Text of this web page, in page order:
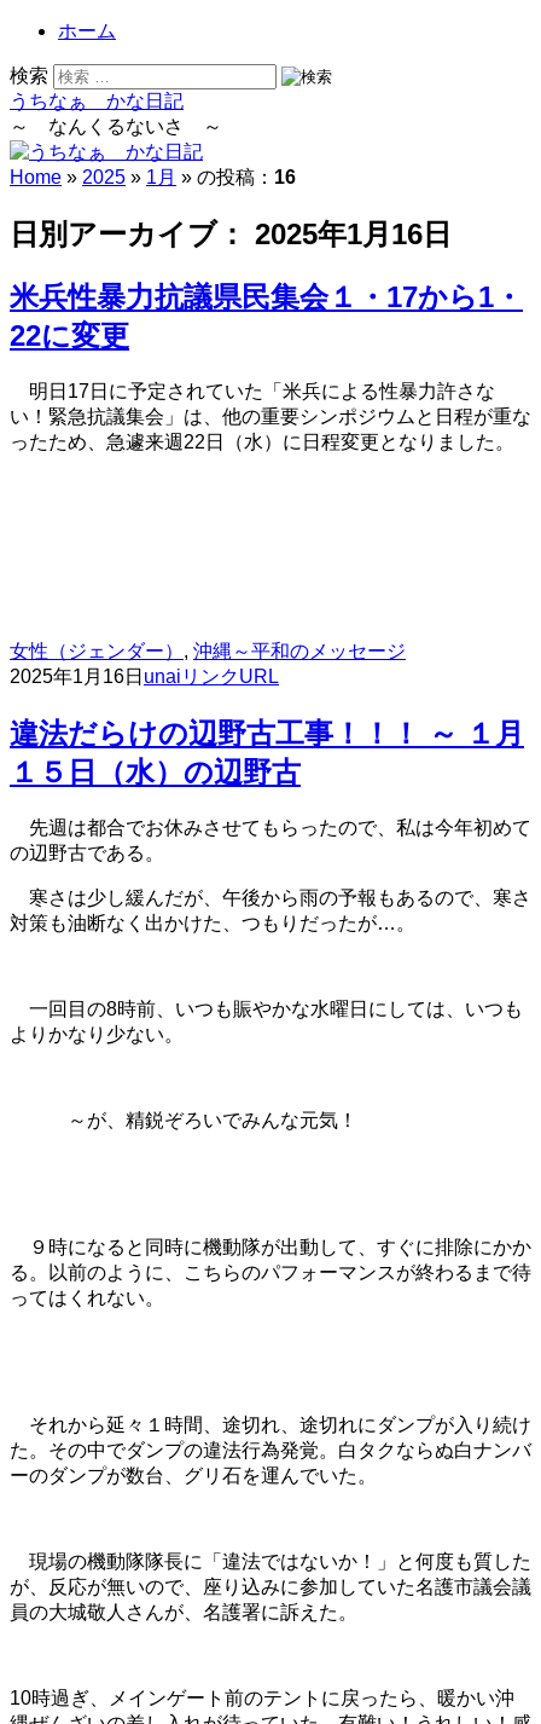
ホーム
検索
うちなぁ かな日記
～ なんくるないさ ～
Home » 2025 » 1月 » の投稿： 16
日別アーカイブ： 2025年1月16日
米兵性暴力抗議県民集会１・17から1・
22に変更
明日17日に予定されていた「米兵による性暴力許さな
い！緊急抗議集会」は、他の重要シンポジウムと日程が重な
ったため、急遽来週22日（水）に日程変更となりました。
女性（ジェンダー） , 沖縄～平和のメッセージ
2025年1月16日 unai リンクURL
違法だらけの辺野古工事！！！ ～ １月
１５日（水）の辺野古
先週は都合でお休みさせてもらったので、私は今年初めて
の辺野古である。
寒さは少し緩んだが、午後から雨の予報もあるので、寒さ
対策も油断なく出かけた、つもりだったが…。
一回目の8時前、いつも賑やかな水曜日にしては、いつも
よりかなり少ない。
～が、精鋭ぞろいでみんな元気！
９時になると同時に機動隊が出動して、すぐに排除にかか
る。以前のように、こちらのパフォーマンスが終わるまで待
ってはくれない。
それから延々１時間、途切れ、途切れにダンプが入り続け
た。その中でダンプの違法行為発覚。白タクならぬ白ナンバ
ーのダンプが数台、グリ石を運んでいた。
現場の機動隊隊長に「違法ではないか！」と何度も質した
が、反応が無いので、座り込みに参加していた名護市議会議
員の大城敬人さんが、名護署に訴えた。
10時過ぎ、メインゲート前のテントに戻ったら、暖かい沖